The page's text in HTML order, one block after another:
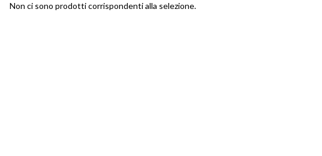
Non ci sono prodotti corrispondenti alla selezione.